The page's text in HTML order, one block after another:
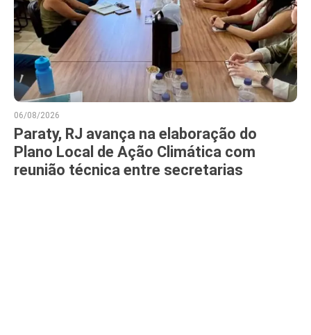
06/08/2026
Paraty, RJ avança na elaboração do
Plano Local de Ação Climática com
reunião técnica entre secretarias